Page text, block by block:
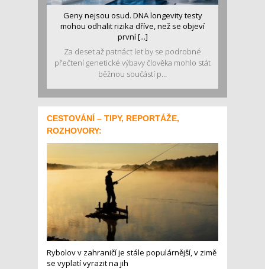
Geny nejsou osud. DNA longevity testy
mohou odhalit rizika dříve, než se objeví
první [...]
Za deset až patnáct let by se podrobné
přečtení genetické výbavy člověka mohlo stát
běžnou součástí p...
CESTOVÁNÍ – TIPY, REPORTÁŽE,
ROZHOVORY:
Rybolov v zahraničí je stále populárnější, v zimě
se vyplatí vyrazit na jih